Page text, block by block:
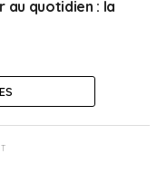
au quotidien : la